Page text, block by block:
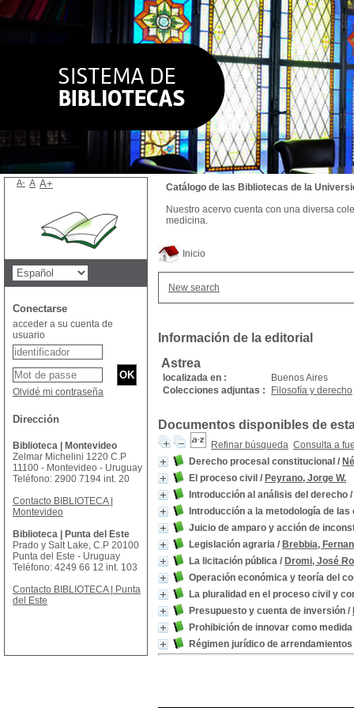
Inicio
New search
Información de la editorial
Astrea
localizada en :
Buenos Aires
Colecciones adjuntas :
Filosofía y derecho
Documentos disponibles de
Refinar búsqueda Consulta a
Derecho procesal constitucional /
El proceso civil / Peyrano, Jorge W.
Introducción al análisis del derecho /
Introducción a la metodología de
Juicio de amparo y acción de
Legislación agraria / Brebbia,
La licitación pública / Dromi, José
Operación económica y teoría del
La pluralidad en el proceso civil y
Presupuesto y cuenta de inversión /
Prohibición de innovar como
Régimen jurídico de
Catálogo de las Bibliotecas de la
Nuestro acervo cuenta con una diversa
medicina.
A- A A+
Conectarse
acceder a su cuenta de
usuario
Olvidé mi contraseña
Dirección
Biblioteca | Montevideo
Zelmar Michelini 1220 C.P
11100 - Montevideo - Uruguay
Teléfono: 2900 7194 int. 20
Contacto BIBLIOTECA |
Montevideo
Biblioteca | Punta del Este
Prado y Salt Lake, C.P 20100
Punta del Este - Uruguay
Teléfono: 4249 66 12 int. 103
Contacto BIBLIOTECA | Punta
del Este